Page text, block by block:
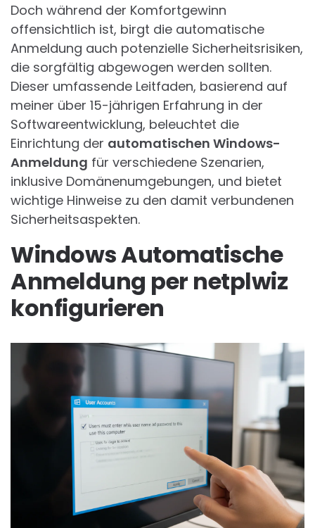
Doch während der Komfortgewinn
offensichtlich ist, birgt die automatische
Anmeldung auch potenzielle Sicherheitsrisiken,
die sorgfältig abgewogen werden sollten.
Dieser umfassende Leitfaden, basierend auf
meiner über 15-jährigen Erfahrung in der
Softwareentwicklung, beleuchtet die
Einrichtung der automatischen Windows-
Anmeldung für verschiedene Szenarien,
inklusive Domänenumgebungen, und bietet
wichtige Hinweise zu den damit verbundenen
Sicherheitsaspekten.
Windows Automatische
Anmeldung per netplwiz
konfigurieren